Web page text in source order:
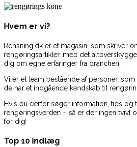
Hvem er vi?
Rensning.dk er et magasin, som skriver
rengøringsartikler, med det
dig om egne erfaringer fra branchen.
Vi er et team bestående af personer,
de har et indgående kendskab til
Hvis du derfor søger information, tips og
rengøringsverden – så er der ingen tvivl
for dig!
Top 10 indlæg